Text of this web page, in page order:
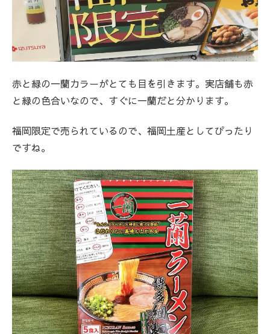
赤と緑の一蘭カラーがとても目を引きます。実店舗も赤
と緑の色合いなので、すぐに一蘭だと分かります。
福岡限定で売られているので、福岡土産としてぴったり
ですね。